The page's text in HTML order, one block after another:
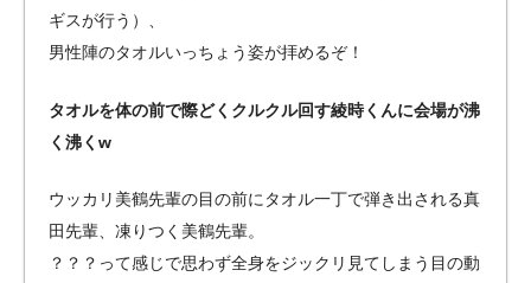
ギスが行う）、
男性陣のタオルいっちょう姿が拝めるぞ！
タオルを体の前で際どくクルクル回す綾時くんに会場が沸
く沸くw
ウッカリ美鶴先輩の目の前にタオル一丁で弾き出される真
田先輩、凍りつく美鶴先輩。
？？？って感じで思わず全身をジックリ見てしまう目の動